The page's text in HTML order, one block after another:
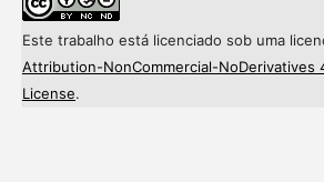
Este trabalho está licenciado sob uma
Attribution-NonCommercial-NoDerivatives
License.